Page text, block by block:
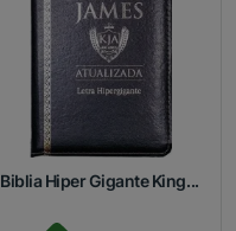
Biblia Hiper Gigante King...